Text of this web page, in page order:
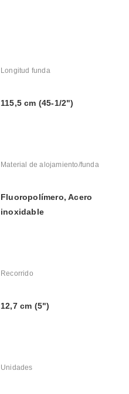
Longitud funda
115,5 cm (45-1/2")
Material de alojamiento/funda
Fluoropolímero, Acero
inoxidable
Recorrido
12,7 cm (5")
Unidades